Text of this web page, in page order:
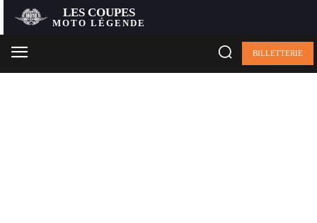
LES COUPES
MOTO LÉGENDE
BILLETTERIE